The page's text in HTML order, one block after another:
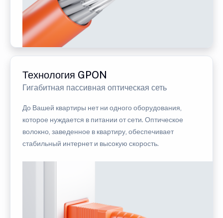
Технология GPON
Гигабитная пассивная оптическая сеть
До Вашей квартиры нет ни одного оборудования,
которое нуждается в питании от сети. Оптическое
волокно, заведенное в квартиру, обеспечивает
стабильный интернет и высокую скорость.